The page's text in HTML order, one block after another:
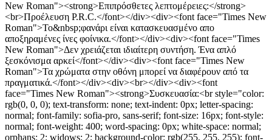
New Roman"><strong>Επιπρόσθετες λεπτομέρειες:</strong>
<br>Προέλευση P.R.C.</font></div><div><font face="Times New
Roman">Το&nbsp;φανάρι είναι κατασκευασμένο απο
αποξηραμένες ίνες φοίνικα.</font></div><div><font face="Times
New Roman">Δεν χρειάζεται ιδιαίτερη συντήση. Ένα απλό
ξεσκόνισμα αρκεί</font></div><div><font face="Times New
Roman">Τα χρώματα στην οθόνη μπορεί να διαφέρουν από τα
πραγματικά.</font></div><div><br></div><div><font
face="Times New Roman"><strong>Συσκευασία:<br style="color:
rgb(0, 0, 0); text-transform: none; text-indent: 0px; letter-spacing:
normal; font-family: sofia-pro, sans-serif; font-size: 16px; font-style:
normal; font-weight: 400; word-spacing: 0px; white-space: normal;
orphans: 2; widows: 2; background-color: rgb(255, 255, 255); font-